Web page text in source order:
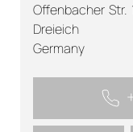
Offenbacher Str.
Dreieich
Germany